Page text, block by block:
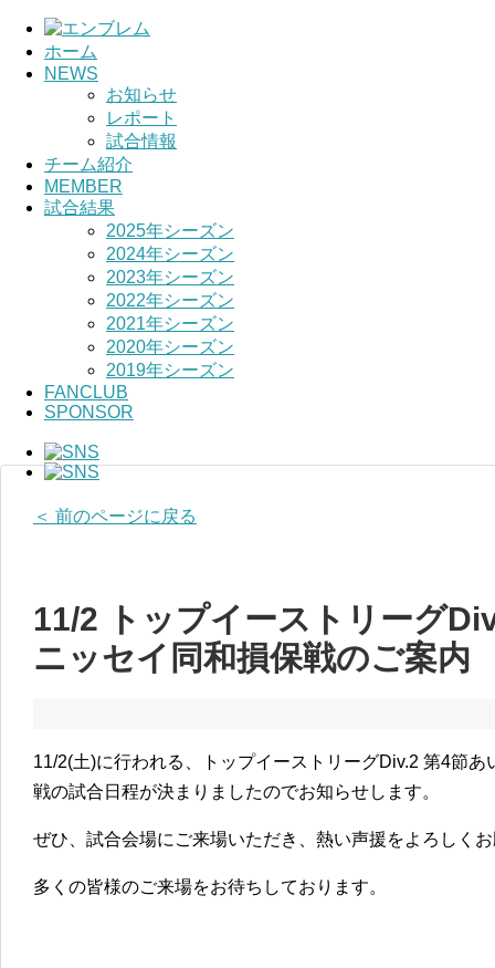
ホーム
NEWS
お知らせ
レポート
試合情報
チーム紹介
MEMBER
試合結果
2025年シーズン
2024年シーズン
2023年シーズン
2022年シーズン
2021年シーズン
2020年シーズン
2019年シーズン
FANCLUB
SPONSOR
＜ 前のページに戻る
11/2 トップイーストリーグ
ニッセイ同和損保戦のご案内
11/2(土)に行われる、トップイーストリーグDiv.2 第4節
戦の試合日程が決まりましたのでお知らせします。
ぜひ、試合会場にご来場いただき、熱い声援をよろしく
多くの皆様のご来場をお待ちしております。